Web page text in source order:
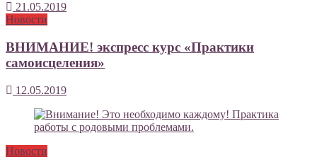
21.05.2019
Новости
ВНИМАНИЕ! экспресс курс «Практики
самоисцеления»
12.05.2019
Новости